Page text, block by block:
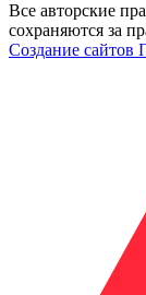
Все авторские
сохраняются за
Создание сайтов